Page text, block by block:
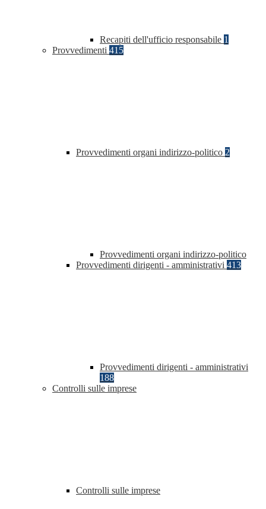
Recapiti dell'ufficio responsabile 1
Provvedimenti 415
Provvedimenti organi indirizzo-politico 2
Provvedimenti organi indirizzo-politico
Provvedimenti dirigenti - amministrativi 413
Provvedimenti dirigenti - amministrativi
188
Controlli sulle imprese
Controlli sulle imprese